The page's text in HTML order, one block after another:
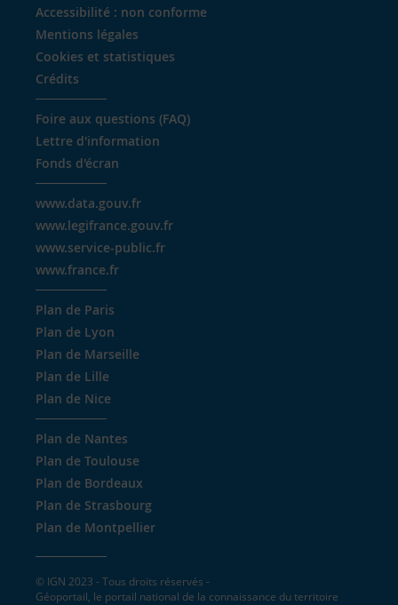
Accessibilité : non conforme
Mentions légales
Cookies et statistiques
Crédits
Foire aux questions (FAQ)
Lettre d'information
Fonds d'écran
www.data.gouv.fr
www.legifrance.gouv.fr
www.service-public.fr
www.france.fr
Plan de Paris
Plan de Lyon
Plan de Marseille
Plan de Lille
Plan de Nice
Plan de Nantes
Plan de Toulouse
Plan de Bordeaux
Plan de Strasbourg
Plan de Montpellier
© IGN 2023 - Tous droits réservés -
Géoportail, le portail national de la connaissance du territoire